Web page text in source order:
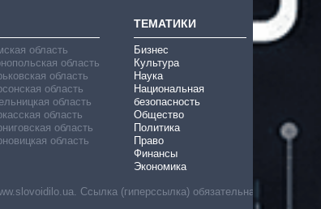
область
область
область
область
область
область
область
область
ТЕМАТИКИ
Бизнес
Культура
Наука
Национальная
безопасность
Общество
Политика
Право
Финансы
Экономика
Ссылка (гиперссылка) обязательна